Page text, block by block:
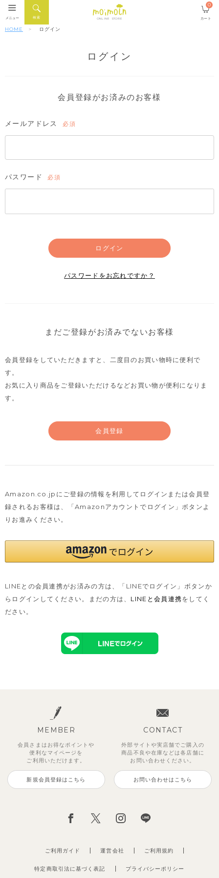
ONLINE STORE
検索
メニュー カート
0
HOME ログイン
ログイン
会員登録がお済みのお客様
メールアドレス
須)
パスワード
須)
ログイン
パスワードをお忘れですか？
まだご登録がお済みでないお客様
会員登録をしていただきますと、二度目のお買い物時に便利で
す。
お気に入り商品をご登録いただけるなどお買い物が便利になりま
す。
会員登録
Amazon.co.jpにご登録の情報を利用してログインまたは会員登
録されるお客様は、
「Amazonアカウントでログイン」ボタンよ
りお進みください。
LINEとの会員連携がお済みの方は、「LINEでログイン」ボタンか
らログインしてください。まだの方は、 LINEと会員連携をしてく
ださい。
MEMBER
会員さまはお得なポイントや
便利な マイページを
ご利用いただけます。
新規会員登録はこちら
CONTACT
外部サイトや実店舗でご購入の
商品不良や在庫などは各店舗に
お問い合わせください。
お問い合わせはこちら
ご利用ガイド 運営会社
特定商取引法に基づく表記 プライバシーポリシー
ご利用規約